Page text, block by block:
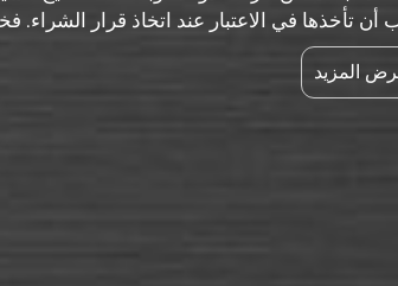
أن تأخذها في الاعتبار عند اتخاذ قرار
فحسب؛ بل هي وحدة تنظيم كبيرة...
المزيد